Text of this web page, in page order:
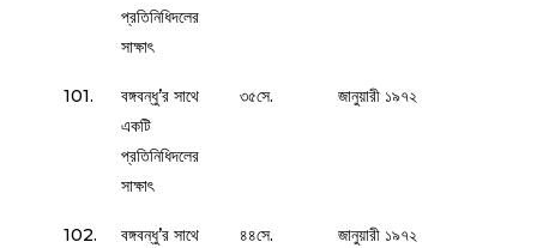
প্রতিনিধিদলের
সাক্ষাৎ
101.
বঙ্গবন্ধু’র সাথে
একটি
প্রতিনিধিদলের
সাক্ষাৎ
৩৫সে. জানুয়ারী ১৯৭২
102.
বঙ্গবন্ধু’র সাথে
৪৪সে. জানুয়ারী ১৯৭২